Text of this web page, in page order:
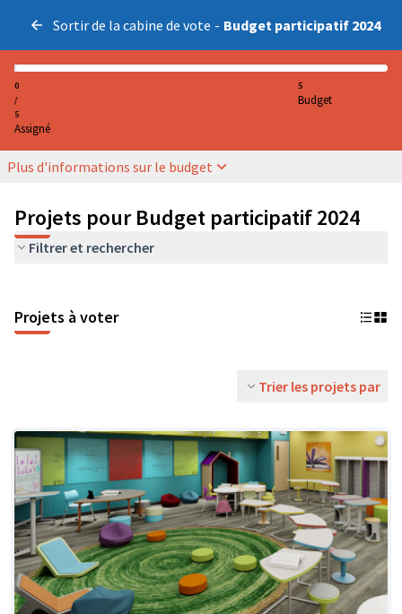
Sortir de la cabine de vote - Budget participatif 2024
0
/
5
Assigné
5
Budget
Plus d'informations sur le budget
Projets pour Budget participatif 2024
Filtrer et rechercher
Projets à voter
Trier les projets par